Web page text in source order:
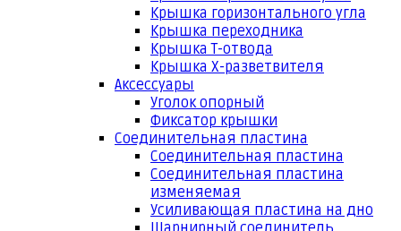
Крышка горизонтального угла
Крышка переходника
Крышка Т-отвода
Крышка Х-разветвителя
Аксессуары
Уголок опорный
Фиксатор крышки
Соединительная пластина
Соединительная пластина
Соединительная пластина
изменяемая
Усиливающая пластина на дно